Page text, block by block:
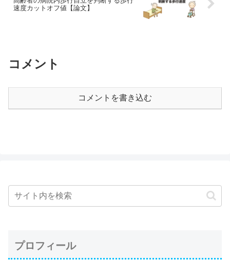
速度カットオフ値【論文】
コメント
コメントを書き込む
プロフィール